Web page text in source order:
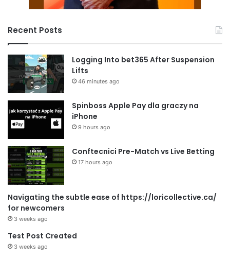
Recent Posts
Logging Into bet365 After Suspension
Lifts
46 minutes ago
Spinboss Apple Pay dla graczy na
iPhone
9 hours ago
Conftecnici Pre-Match vs Live Betting
17 hours ago
Navigating the subtle ease of https://loricollective.ca/
for newcomers
3 weeks ago
Test Post Created
3 weeks ago